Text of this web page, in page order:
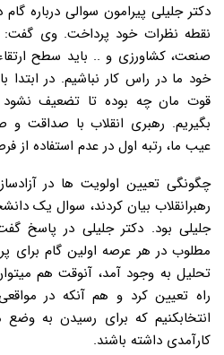
دکتر جلیلی پیرامون سوالی درباره گام
نقطه نظرات خود پرداخت. وی گفت:
صنعت، کشاورزی و .. باید سطح
خود ما در راس کار نباشیم. در ابتدا
قوت مان چه بوده تا تضعیف
بگیریم. رهبری انقلاب با صداقت و
عیب ما، رتبه اول در عدم استفاده از
چگونگی تعیین اولویت ها در
رهبرانقلاب بیان کردند، سوال یک
جلیلی بود. دکتر جلیلی در پاسخ
مطلوب در هر عرصه اولین گام برای
تحلیل به وجود آمد، آنوقت هم
راه تعیین کرد و هم آنکه در
انتخابکنیم که برای رسیدن به
کارآمدی داشته باشند.